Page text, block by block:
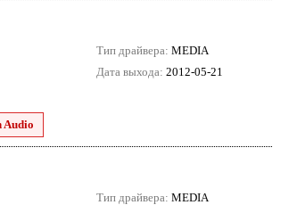
Тип драйвера: MEDIA
Дата выхода: 2012-05-21
Audio
Тип драйвера: MEDIA